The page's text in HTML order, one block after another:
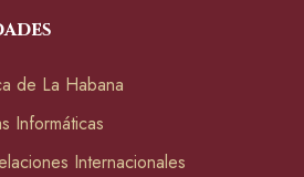
de La Habana
Informáticas
Internacionales